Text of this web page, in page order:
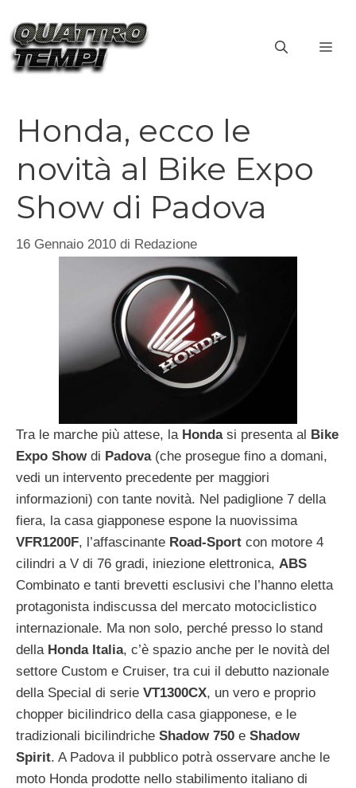
contenuto
Honda, ecco le
novità al Bike Expo
Show di Padova
16 Gennaio 2010 di Redazione
Tra le marche più attese, la Hondasi presenta al Bike
Expo Show di Padova(che prosegue fino a domani,
vedi un intervento precedente per maggiori
informazioni) con tante novità. Nel padiglione 7 della
fiera, la casa giapponese espone la nuovissima
VFR1200F, l’affascinante Road-Sport con motore 4
cilindri a V di 76 gradi, iniezione elettronica, ABS
Combinato e tanti brevetti esclusivi che l’hanno eletta
protagonista indiscussa del mercato motociclistico
internazionale. Ma non solo, perché presso lo stand
della Honda Italia, c’è spazio anche per le novità del
settore Custom e Cruiser, tra cui il debutto nazionale
della Special di serie VT1300CX, un vero e proprio
chopper bicilindrico della casa giapponese, e le
tradizionali bicilindriche Shadow 750 e Shadow
Spirit. A Padova il pubblico potrà osservare anche le
moto Honda prodotte nello stabilimento italiano di